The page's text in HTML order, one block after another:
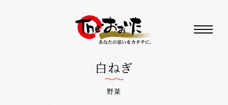
白ねぎ
野菜